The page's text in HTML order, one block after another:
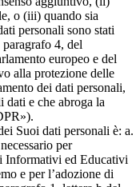
o (iii) quando sia
personali sono stati
4, del
europeo e del
alla protezione delle
dei dati personali,
dati e che abroga la
Suoi dati personali è: a.
per
Informativi ed Educativi
e per l’adozione di